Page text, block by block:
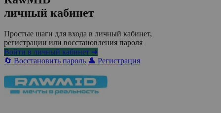
личный кабинет
Простые шаги для входа в личный кабинет,
регистрации или восстановления пароля
Войти в личный кабинет ➜
🔄 Восстановить пароль 👤 Регистрация